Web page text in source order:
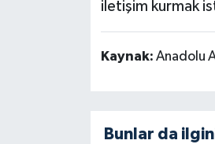
iletişim kurmak
Kaynak: Anadolu
Bunlar da